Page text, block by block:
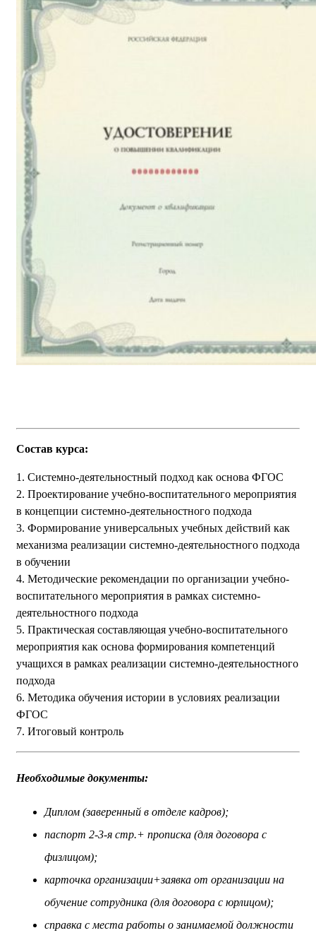
Состав курса:
1. Системно-деятельностный подход как основа ФГОС
2. Проектирование учебно-воспитательного мероприятия
в концепции системно-деятельностного подхода
3. Формирование универсальных учебных действий как
механизма реализации системно-деятельностного подхода
в обучении
4. Методические рекомендации по организации учебно-
воспитательного мероприятия в рамках системно-
деятельностного подхода
5. Практическая составляющая учебно-воспитательного
мероприятия как основа формирования компетенций
учащихся в рамках реализации системно-деятельностного
подхода
6. Методика обучения истории в условиях реализации
ФГОС
7. Итоговый контроль
Необходимые документы:
Диплом (заверенный в отделе кадров);
паспорт 2-3-я стр.+ прописка (для договора с
физлицом);
карточка организации+заявка от организации на
обучение сотрудника (для договора с юрлицом);
справка с места работы о занимаемой должности